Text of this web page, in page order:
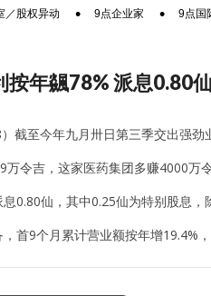
／股权异动 9点企业家 9点国
按年飊78% 派息0.80仙
截至今年九月卅日第三季交出强劲
令吉，这家医药集团多赚4000万令
0.80仙，其中0.25仙为特别股息，
首9个月累计营业额按年增19.4%